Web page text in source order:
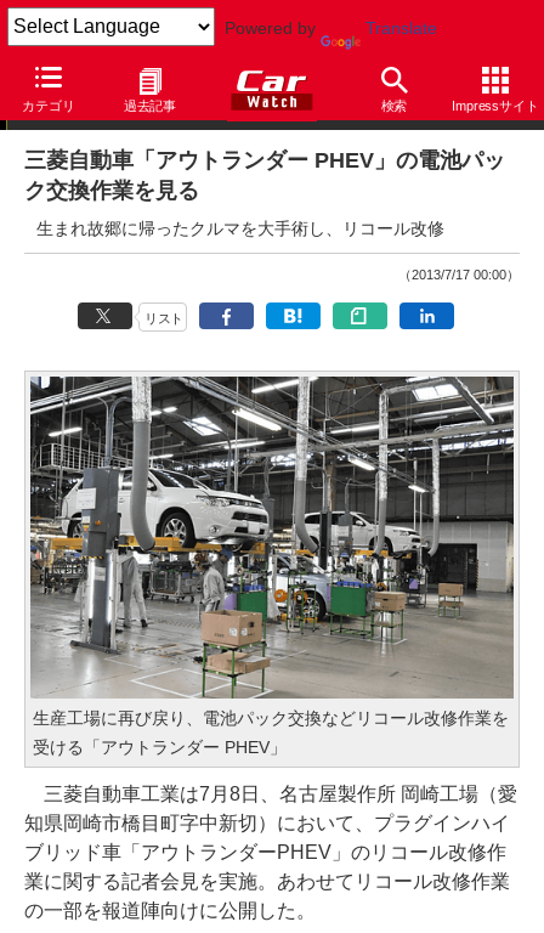
Powered by Translate
カテゴリ 過去記事 検索 Impressサイト
ニュース
三菱自動車「アウトランダー PHEV」の電池パッ
ク交換作業を見る
生まれ故郷に帰ったクルマを大手術し、リコール改修
（2013/7/17 00:00）
リスト
生産工場に再び戻り、電池パック交換などリコール改修作業を
受ける「アウトランダー PHEV」
三菱自動車工業は7月8日、名古屋製作所 岡崎工場（愛
知県岡崎市橋目町字中新切）において、プラグインハイ
ブリッド車「アウトランダーPHEV」のリコール改修作
業に関する記者会見を実施。あわせてリコール改修作業
の一部を報道陣向けに公開した。